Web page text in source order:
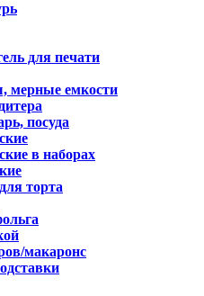
для печати
мерные емкости
посуда
в наборах
торта
макаронс